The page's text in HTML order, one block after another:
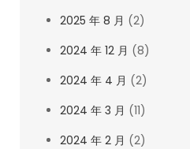
2025 年 8 月 (2)
2024 年 12 月 (8)
2024 年 4 月 (2)
2024 年 3 月 (11)
2024 年 2 月 (2)